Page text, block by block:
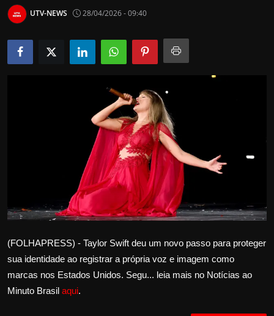
LIMEIRA
ESPIRITO SANTO
Educação
Política
Saúde
UTV-NEWS 28/04/2026 - 09:40
(FOLHAPRESS) - Taylor Swift deu um novo passo para proteger
sua identidade ao registrar a própria voz e imagem como
marcas nos Estados Unidos. Segu... leia mais no Notícias ao
Minuto Brasil aqui.